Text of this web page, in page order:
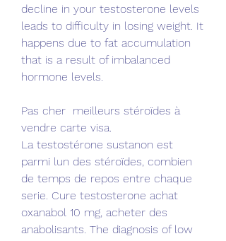
decline in your testosterone levels
leads to difficulty in losing weight. It
happens due to fat accumulation
that is a result of imbalanced
hormone levels.
Pas cher  meilleurs stéroïdes à
vendre carte visa.
La testostérone sustanon est
parmi lun des stéroïdes, combien
de temps de repos entre chaque
serie. Cure testosterone achat
oxanabol 10 mg, acheter des
anabolisants. The diagnosis of low